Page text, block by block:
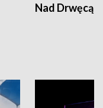
Nad Drwęcą